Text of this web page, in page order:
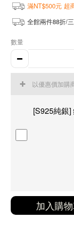
滿NT$500元 超
全館兩件88折/
數量
以優惠價加購
[S925純銀]
加入購